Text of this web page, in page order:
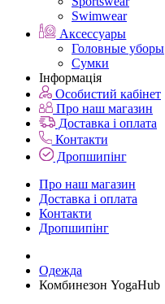
Swimwear
Аксессуары
Головные уборы
Сумки
Інформація
Особистий кабінет
Про наш магазин
Доставка і оплата
Контакти
Дропшипінг
Про наш магазин
Доставка і оплата
Контакти
Дропшипінг
Одежда
Комбинезон YogaHub